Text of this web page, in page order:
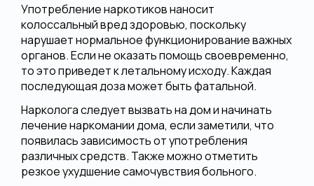
Употребление наркотиков наносит
колоссальный вред здоровью, поскольку
нарушает нормальное функционирование важных
органов. Если не оказать помощь своевременно,
то это приведет к летальному исходу. Каждая
последующая доза может быть фатальной.
Нарколога следует вызвать на дом и начинать
лечение наркомании дома, если заметили, что
появилась зависимость от употребления
различных средств. Также можно отметить
резкое ухудшение самочувствия больного.